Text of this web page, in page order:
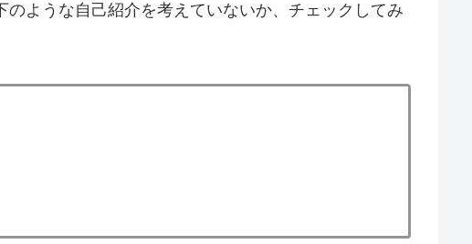
ような自己紹介を考えていないか、チェックしてみ